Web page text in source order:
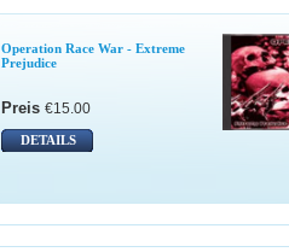
Operation Race War - Extreme
Prejudice
Preis €15.00
DETAILS